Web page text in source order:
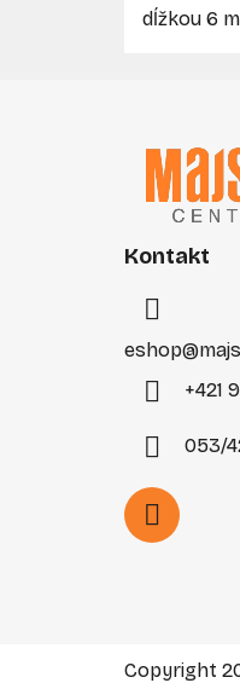
dĺžkou 6
Kontakt
eshop@
+421
053/
Copyright